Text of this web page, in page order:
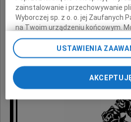
współpracownicy
zainstalowanie i przechowywanie
Wyborczej sp. z o. o. jej Zaufanych
na Twoim urządzeniu końcowym.
chwili zmienić swoje preferencje
ponownie wywołując narzędzie do
preferencjami dot. przetwarzania
odnośnik „Ustawienia
przechodząc do sekcji „Ustawienia
Zmiana ustawień plików cookie
My, nasi Zaufani Partnerzy i Agora
USTAWIENIA